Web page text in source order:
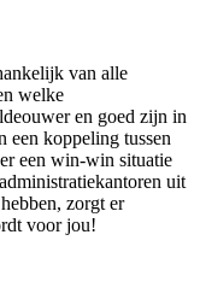
van alle
welke
en goed zijn in
een koppeling tussen
een win-win situatie
uit
zorgt er
voor jou!